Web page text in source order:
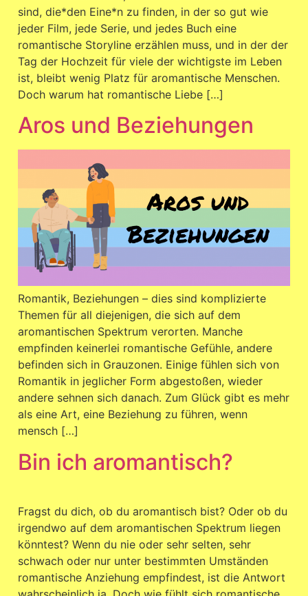
sind, die*den Eine*n zu finden, in der so gut wie
jeder Film, jede Serie, und jedes Buch eine
romantische Storyline erzählen muss, und in der der
Tag der Hochzeit für viele der wichtigste im Leben
ist, bleibt wenig Platz für aromantische Menschen.
Doch warum hat romantische Liebe […]
Aros und Beziehungen
Romantik, Beziehungen – dies sind komplizierte
Themen für all diejenigen, die sich auf dem
aromantischen Spektrum verorten. Manche
empfinden keinerlei romantische Gefühle, andere
befinden sich in Grauzonen. Einige fühlen sich von
Romantik in jeglicher Form abgestoßen, wieder
andere sehnen sich danach. Zum Glück gibt es mehr
als eine Art, eine Beziehung zu führen, wenn
mensch […]
Bin ich aromantisch?
Fragst du dich, ob du aromantisch bist? Oder ob du
irgendwo auf dem aromantischen Spektrum liegen
könntest? Wenn du nie oder sehr selten, sehr
schwach oder nur unter bestimmten Umständen
romantische Anziehung empfindest, ist die Antwort